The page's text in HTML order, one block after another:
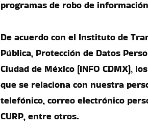
programas de robo de
De acuerdo con el Instituto de
Pública, Protección de Datos
Ciudad de México (INFO CDMX),
que se relaciona con nuestra
telefónico, correo electrónico
CURP, entre otros.